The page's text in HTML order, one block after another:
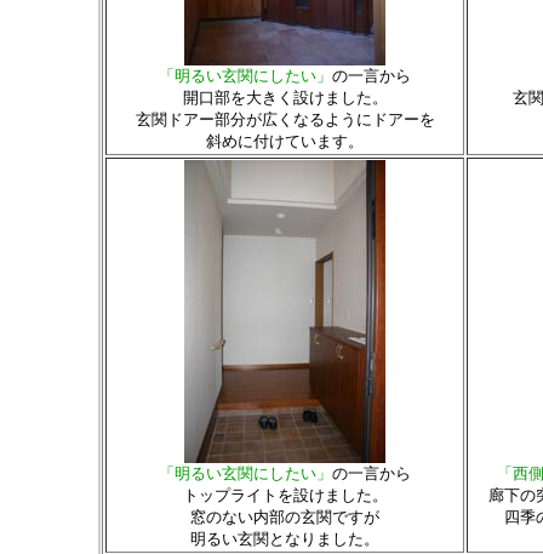
「明るい玄関にしたい」 の一言から
開口部を大きく設けました。
玄関ドアー部分が広くなるようにドアーを
斜めに付けています。
玄
「明るい玄関にしたい」 の一言から
トップライトを設けました。
窓のない内部の玄関ですが
明るい玄関となりました。
「西
廊下の
四季